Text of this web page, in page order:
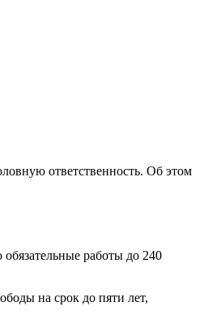
ответственность. Об этом
работы до 240
на срок до пяти лет,